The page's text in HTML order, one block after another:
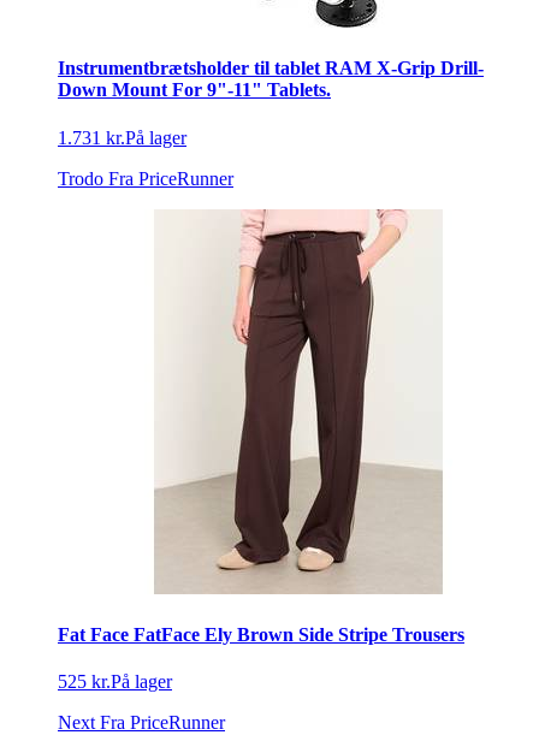
Instrumentbrætsholder til tablet RAM X-Grip Drill-
Down Mount For 9"-11" Tablets.
1.731 kr.På lager
Trodo Fra PriceRunner
Fat Face FatFace Ely Brown Side Stripe Trousers
525 kr.På lager
Next Fra PriceRunner